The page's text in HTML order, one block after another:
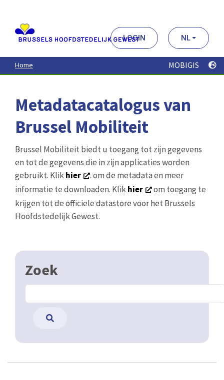
contenu
principal
LOGIN NL
Home MOBIGIS
Metadatacatalogus van
Brussel Mobiliteit
Brussel Mobiliteit biedt u toegang tot zijn gegevens
en tot de gegevens die in zijn applicaties worden
gebruikt. Klikhier
. om de metadata en meer
informatie te downloaden. Klikhier
om toegang te
krijgen tot de officiële datastore voor het Brussels
Hoofdstedelijk Gewest.
Zoek